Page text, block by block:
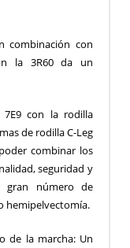
combinación con
la 3R60 da un
7E9 con la rodilla
de rodilla C-Leg
combinar los
seguridad y
gran número de
hemipelvectomía.
de la marcha: Un